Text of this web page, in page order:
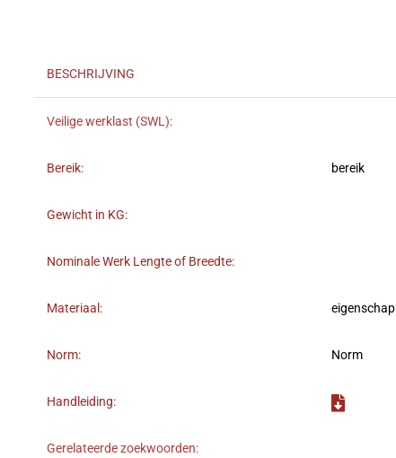
BESCHRIJVING
Veilige werklast (SWL):
Bereik: bereik
Gewicht in KG:
Nominale Werk Lengte of Breedte:
Materiaal: eigenschap
Norm: Norm
Handleiding:
Gerelateerde zoekwoorden: